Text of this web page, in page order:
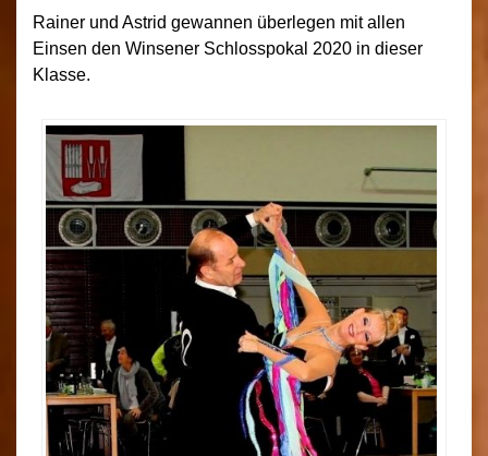
Rainer und Astrid gewannen überlegen mit allen
Einsen den Winsener Schlosspokal 2020 in dieser
Klasse.